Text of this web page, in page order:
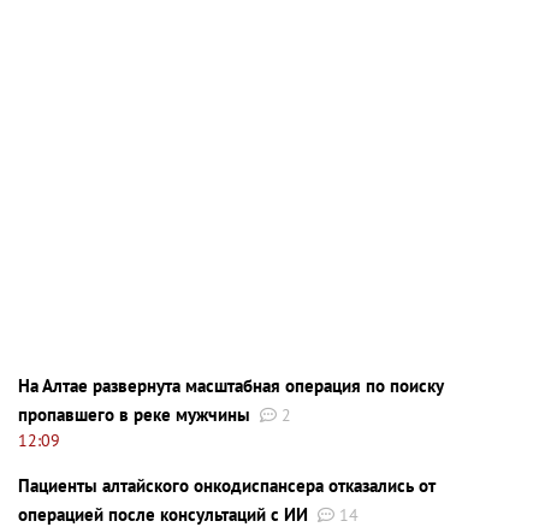
На Алтае развернута масштабная операция по поиску
пропавшего в реке мужчины
2
12:09
Пациенты алтайского онкодиспансера отказались от
операцией после консультаций с ИИ
14